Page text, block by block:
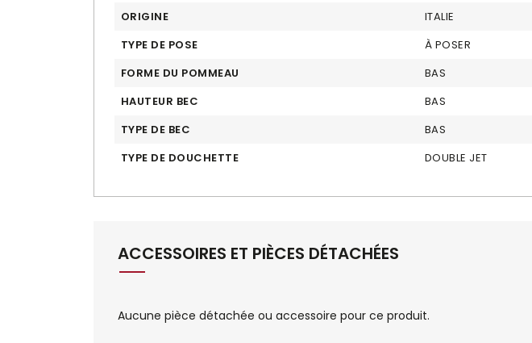
ORIGINE
ITALIE
TYPE DE POSE
À POSER
FORME DU POMMEAU
BAS
HAUTEUR BEC
BAS
TYPE DE BEC
BAS
TYPE DE DOUCHETTE
DOUBLE JET
ACCESSOIRES ET PIÈCES DÉTACHÉES
Aucune pièce détachée ou accessoire pour ce produit.